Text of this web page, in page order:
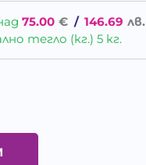
75.00 € / 146.69 лв.
тегло (кг.) 5 кг.